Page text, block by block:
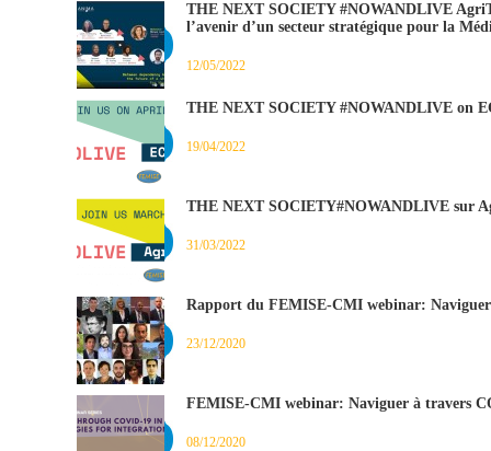
THE NEXT SOCIETY #NOWANDLIVE
l’avenir d’un secteur stratégique pour la
12/05/2022
THE NEXT SOCIETY #NOWANDLIVE on
19/04/2022
THE NEXT SOCIETY#NOWANDLIVE sur
31/03/2022
Rapport du FEMISE-CMI webinar:
23/12/2020
FEMISE-CMI webinar: Naviguer à travers
08/12/2020